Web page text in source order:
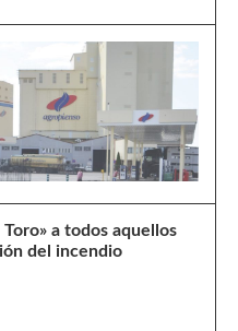
a todos aquellos
del incendio